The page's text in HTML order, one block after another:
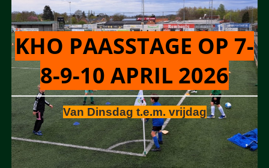
KHO PAASSTAGE OP 7-
8-9-10 APRIL 2026
Van Dinsdag t.e.m. vrijdag